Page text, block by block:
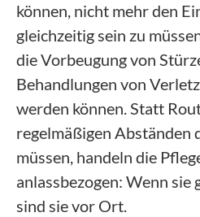
können, nicht mehr den
gleichzeitig sein zu
die Vorbeugung von
Behandlungen von
werden können. Statt
regelmäßigen Abständen
müssen, handeln die
anlassbezogen: Wenn sie
sind sie vor Ort.